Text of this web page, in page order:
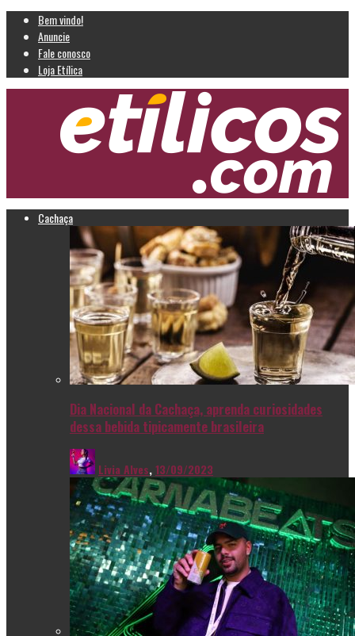
Bem vindo!
Anuncie
Fale conosco
Loja Etílica
Cachaça
Dia Nacional da Cachaça, aprenda curiosidades
dessa bebida tipicamente brasileira
Livia Alves,13/09/2023